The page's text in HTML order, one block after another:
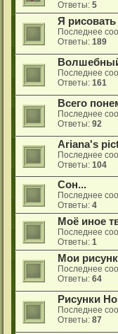
Ответы: 5
Я
Последнее
Ответы: 189
Последнее
Ответы: 161
Всего
Последнее
Ответы: 92
Ariana's
Последнее
Ответы: 104
Сон...
Последнее
Ответы: 4
Моё иное
Последнее
Ответы: 1
Мои
Последнее
Ответы: 64
Рисунки
Последнее
Ответы: 87